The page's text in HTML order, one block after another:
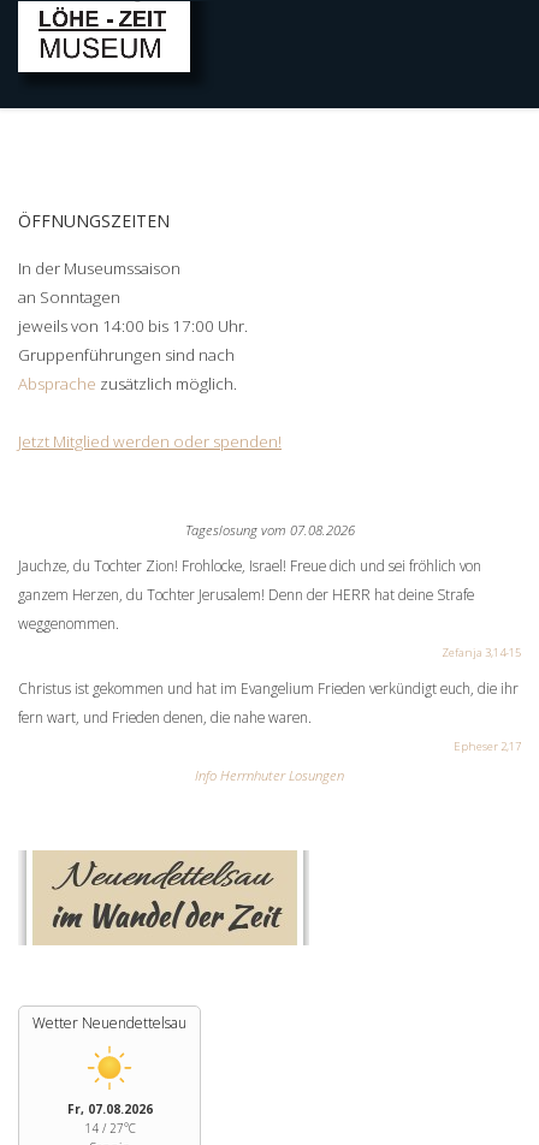
ÖFFNUNGSZEITEN
In der Museumssaison
an Sonntagen
jeweils von 14:00 bis 17:00 Uhr.
Gruppenführungen sind nach
Absprache zusätzlich möglich.
Jetzt Mitglied werden oder spenden!
Tageslosung vom 07.08.2026
Jauchze, du Tochter Zion! Frohlocke, Israel! Freue dich und sei fröhlich von
ganzem Herzen, du Tochter Jerusalem! Denn der HERR hat deine Strafe
weggenommen.
Zefanja 3,14-15
Christus ist gekommen und hat im Evangelium Frieden verkündigt euch, die ihr
fern wart, und Frieden denen, die nahe waren.
Epheser 2,17
Info Herrnhuter Losungen
Wetter Neuendettelsau
Fr, 07.08.2026
14 / 27°C